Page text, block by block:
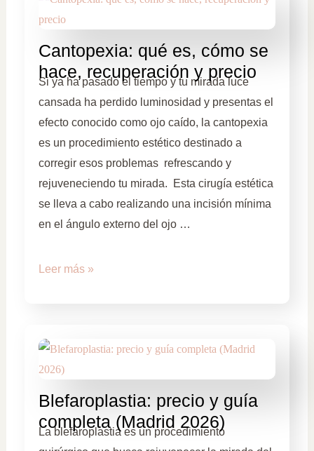
Cantopexia: qué es, cómo se
hace, recuperación y precio
Si ya ha pasado el tiempo y tu mirada luce
cansada ha perdido luminosidad y presentas el
efecto conocido como ojo caído, la cantopexia
es un procedimiento estético destinado a
corregir esos problemas refrescando y
rejuveneciendo tu mirada. Esta cirugía estética
se lleva a cabo realizando una incisión mínima
en el ángulo externo del ojo …
Leer más »
Blefaroplastia: precio y guía
completa (Madrid 2026)
La blefaroplastia es un procedimiento